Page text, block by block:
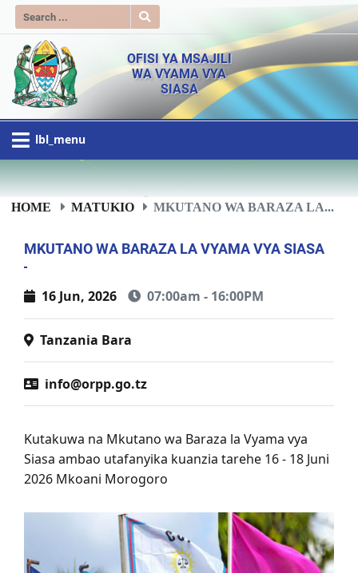
OFISI YA MSAJILI
WA VYAMA VYA
SIASA
lbl_menu
HOME MATUKIO MKUTANO WA BARAZA LA...
MKUTANO WA BARAZA LA VYAMA VYA SIASA
16 Jun, 2026 07:00am - 16:00PM
Tanzania Bara
info@orpp.go.tz
Kutakuwa na Mkutano wa Baraza la Vyama vya
Siasa ambao utafanyika kuanzia tarehe 16 - 18 Juni
2026 Mkoani Morogoro